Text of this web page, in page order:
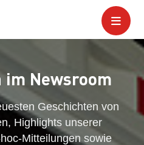
Newsroom
Geschichten von
Highlights unserer
Mitteilungen sowie